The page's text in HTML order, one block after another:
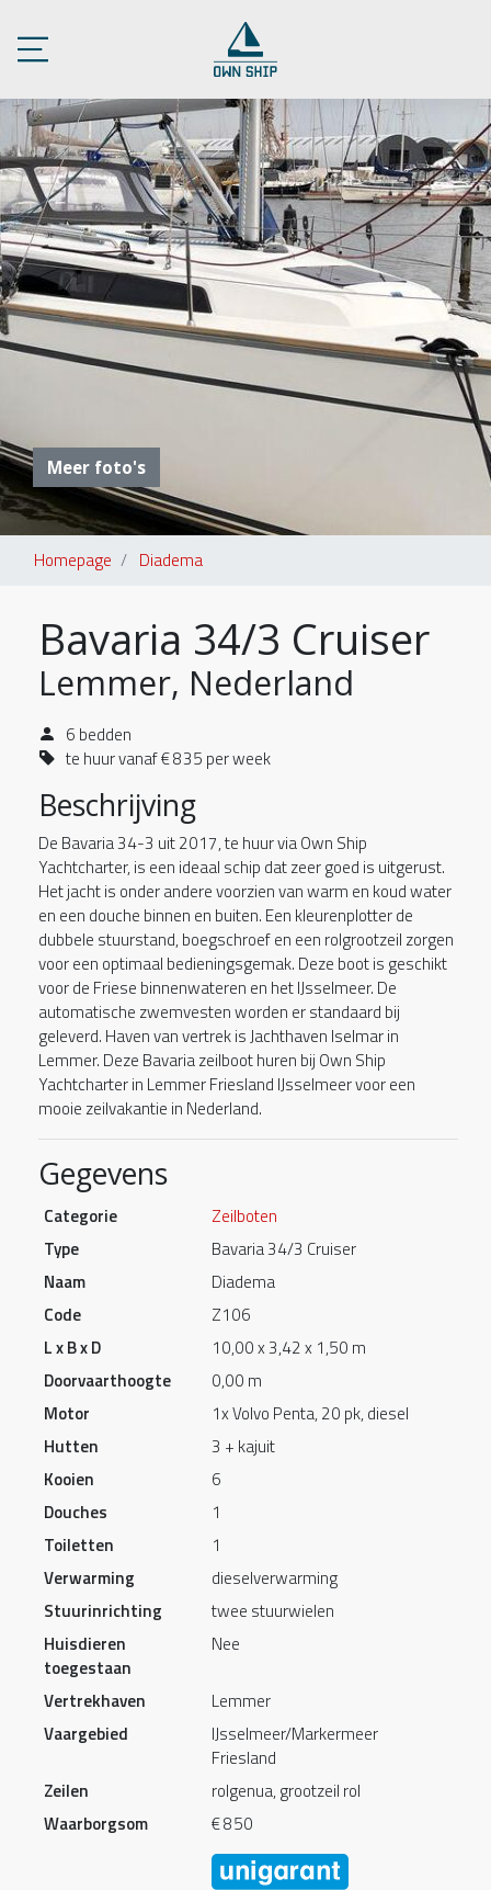
Meer foto's
Homepage Diadema
Bavaria 34/3 Cruiser
Lemmer, Nederland
6 bedden
te huur vanaf € 835 per week
Beschrijving
De Bavaria 34-3 uit 2017, te huur via Own Ship
Yachtcharter, is een ideaal schip dat zeer goed is uitgerust.
Het jacht is onder andere voorzien van warm en koud water
en een douche binnen en buiten. Een kleurenplotter de
dubbele stuurstand, boegschroef en een rolgrootzeil zorgen
voor een optimaal bedieningsgemak. Deze boot is geschikt
voor de Friese binnenwateren en het IJsselmeer. De
automatische zwemvesten worden er standaard bij
geleverd. Haven van vertrek is Jachthaven Iselmar in
Lemmer. Deze Bavaria zeilboot huren bij Own Ship
Yachtcharter in Lemmer Friesland IJsselmeer voor een
mooie zeilvakantie in Nederland.
Gegevens
Categorie
Zeilboten
Type
Bavaria 34/3 Cruiser
Naam
Diadema
Code
Z106
L x B x D
10,00 x 3,42 x 1,50 m
Doorvaarthoogte
0,00 m
Motor
1x Volvo Penta, 20 pk, diesel
Hutten
3 + kajuit
Kooien
6
Douches
1
Toiletten
1
Verwarming
dieselverwarming
Stuurinrichting
twee stuurwielen
Huisdieren
toegestaan
Nee
Vertrekhaven
Lemmer
Vaargebied
IJsselmeer/Markermeer
Friesland
Zeilen
rolgenua, grootzeil rol
Waarborgsom
€ 850